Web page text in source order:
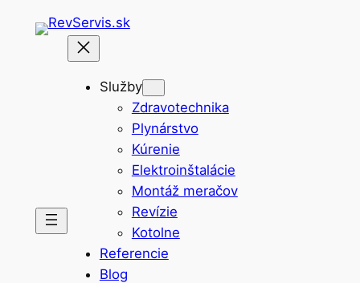
Služby
Zdravotechnika
Plynárstvo
Kúrenie
Elektroinštalácie
Montáž meračov
Revízie
Kotolne
Referencie
Blog